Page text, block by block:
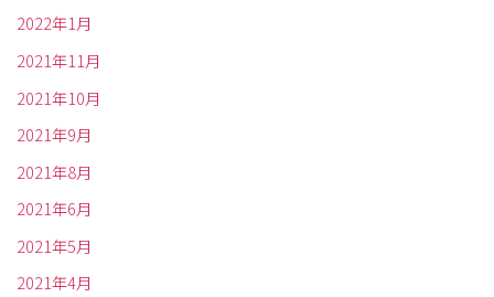
2022年1月
2021年11月
2021年10月
2021年9月
2021年8月
2021年6月
2021年5月
2021年4月